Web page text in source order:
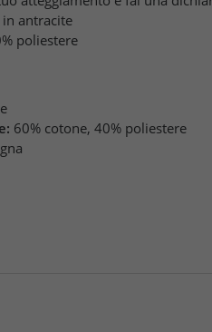
in antracite
poliestere
60% cotone, 40% poliestere